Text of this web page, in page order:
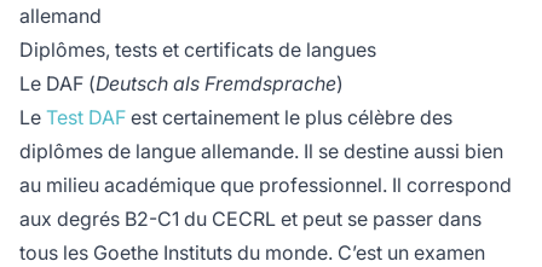
allemand
Diplômes, tests et certificats de langues
Le DAF (Deutsch als Fremdsprache)
Le Test DAF est certainement le plus célèbre des
diplômes de langue allemande. Il se destine aussi bien
au milieu académique que professionnel. Il correspond
aux degrés B2-C1 du CECRL et peut se passer dans
tous les Goethe Instituts du monde. C’est un examen